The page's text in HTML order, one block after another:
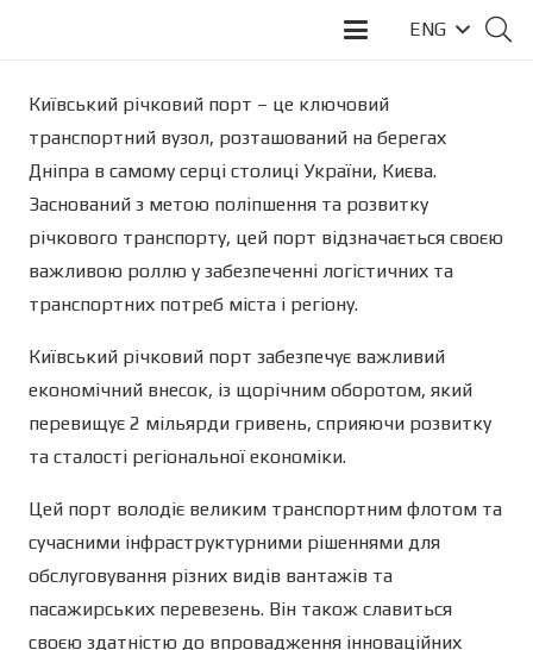
ENG
Київський річковий порт – це ключовий
транспортний вузол, розташований на берегах
Дніпра в самому серці столиці України, Києва.
Заснований з метою поліпшення та розвитку
річкового транспорту, цей порт відзначається своєю
важливою роллю у забезпеченні логістичних та
транспортних потреб міста і регіону.
Київський річковий порт забезпечує важливий
економічний внесок, із щорічним оборотом, який
перевищує 2 мільярди гривень, сприяючи розвитку
та сталості регіональної економіки.
Цей порт володіє великим транспортним флотом та
сучасними інфраструктурними рішеннями для
обслуговування різних видів вантажів та
пасажирських перевезень. Він також славиться
своєю здатністю до впровадження інноваційних